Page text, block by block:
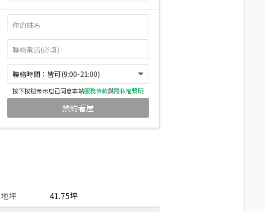
聯絡時間：皆可(9:00-21:00)
按下按鈕表示您已同意本站服務條款與隱私權聲明
預約看屋
地坪
41.75坪